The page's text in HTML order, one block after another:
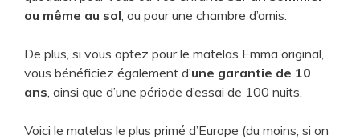
ou même au sol , ou pour une chambre d’amis.
De plus, si vous optez pour le matelas Emma original,
vous bénéficiez également d’une garantie de 10
ans , ainsi que d’une période d’essai de 100 nuits.
Voici le matelas le plus primé d’Europe (du moins, si on